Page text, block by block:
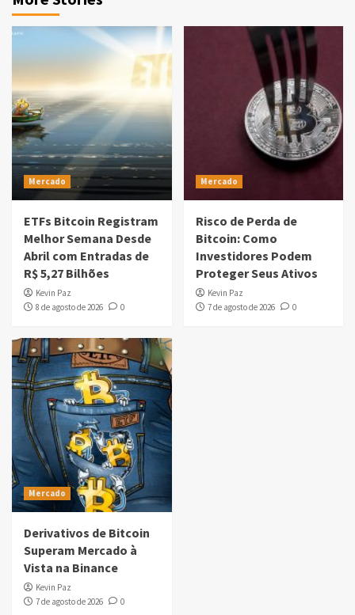
Mercado
ETFs Bitcoin Registram
Melhor Semana Desde
Abril com Entradas de
R$ 5,27 Bilhões
Kevin Paz
8 de agosto de 2026
0
Mercado
Risco de Perda de
Bitcoin: Como
Investidores Podem
Proteger Seus Ativos
Kevin Paz
7 de agosto de 2026
0
Mercado
Derivativos de Bitcoin
Superam Mercado à
Vista na Binance
Kevin Paz
7 de agosto de 2026
0